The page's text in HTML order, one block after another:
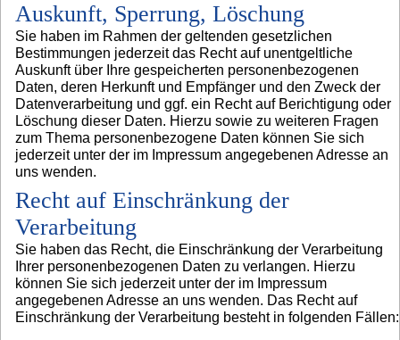
Auskunft, Sperrung, Löschung
Sie haben im Rahmen der geltenden gesetzlichen
Bestimmungen jederzeit das Recht auf unentgeltliche
Auskunft über Ihre gespeicherten personenbezogenen
Daten, deren Herkunft und Empfänger und den Zweck der
Datenverarbeitung und ggf. ein Recht auf Berichtigung oder
Löschung dieser Daten. Hierzu sowie zu weiteren Fragen
zum Thema personenbezogene Daten können Sie sich
jederzeit unter der im Impressum angegebenen Adresse an
uns wenden.
Recht auf Einschränkung der
Verarbeitung
Sie haben das Recht, die Einschränkung der Verarbeitung
Ihrer personenbezogenen Daten zu verlangen. Hierzu
können Sie sich jederzeit unter der im Impressum
angegebenen Adresse an uns wenden. Das Recht auf
Einschränkung der Verarbeitung besteht in folgenden Fällen: